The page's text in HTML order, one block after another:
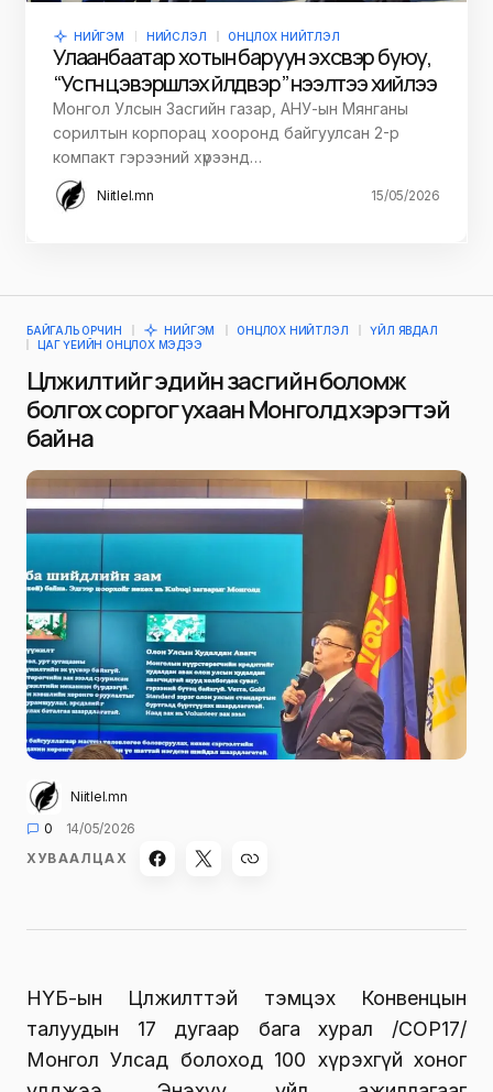
НИЙГЭМ НИЙСЛЭЛ ОНЦЛОХ НИЙТЛЭЛ
Улаанбаатар хотын баруун эх үүсвэр буюу,
“Ус гүн цэвэршүүлэх үйлдвэр” нээлтээ хийлээ
Монгол Улсын Засгийн газар, АНУ-ын Мянганы
сорилтын корпорац хооронд байгуулсан 2-р
компакт гэрээний хүрээнд…
Niitlel.mn 15/05/2026
БАЙГАЛЬ ОРЧИН НИЙГЭМ ОНЦЛОХ НИЙТЛЭЛ
ҮЙЛ ЯВДАЛ
ЦАГ ҮЕИЙН ОНЦЛОХ МЭДЭЭ
Цөлжилтийг эдийн засгийн боломж
болгох соргог ухаан Монголд хэрэгтэй
байна
Niitlel.mn
0
14/05/2026
ХУВААЛЦАХ
НҮБ-ын Цөлжилттэй тэмцэх Конвенцын
талуудын 17 дугаар бага хурал /СОР17/
Монгол Улсад болоход 100 хүрэхгүй хоног